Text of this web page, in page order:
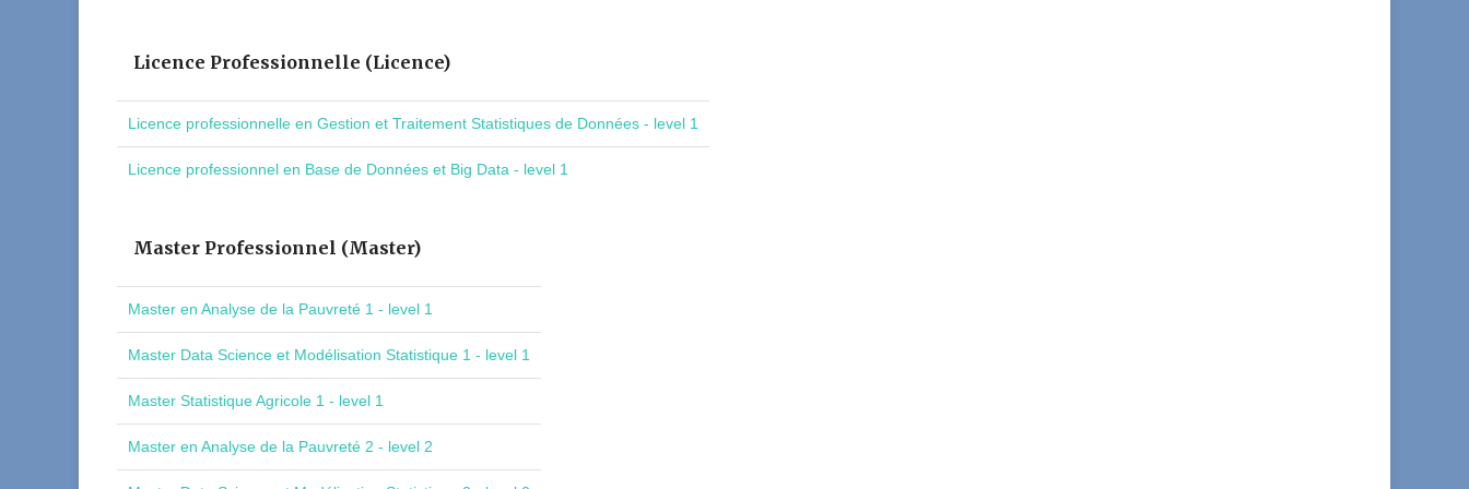
Licence Professionnelle (Licence)
Licence professionnelle en Gestion et Traitement Statistiques de Données - level 1
Licence professionnel en Base de Données et Big Data - level 1
Master Professionnel (Master)
Master en Analyse de la Pauvreté 1 - level 1
Master Data Science et Modélisation Statistique 1 - level 1
Master Statistique Agricole 1 - level 1
Master en Analyse de la Pauvreté 2 - level 2